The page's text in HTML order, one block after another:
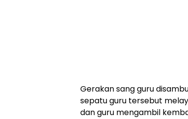
Gerakan sang guru
sepatu guru tersebut
dan guru mengambil